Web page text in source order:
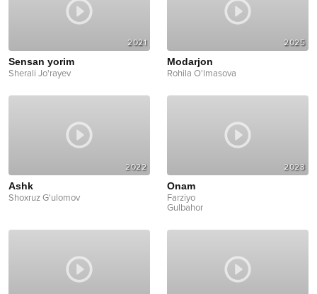
2021
Sensan yorim
Sherali Jo'rayev
2025
Modarjon
Rohila O'lmasova
2022
Ashk
Shoxruz G'ulomov
2023
Onam
Farziyo
Gulbahor